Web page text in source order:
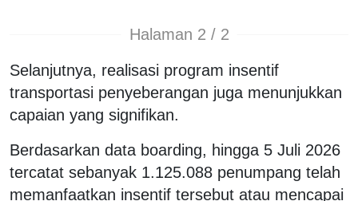
Halaman 2 / 2
Selanjutnya, realisasi program insentif
transportasi penyeberangan juga menunjukkan
capaian yang signifikan.
Berdasarkan data boarding, hingga 5 Juli 2026
tercatat sebanyak 1.125.088 penumpang telah
memanfaatkan insentif tersebut atau mencapai